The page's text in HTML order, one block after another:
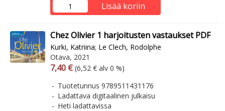
Lisää koriin
Chez Olivier 1 harjoitusten vastaukset PDF
Kurki, Katriina; Le Clech, Rodolphe
Otava, 2021
Arvonlisäverollinen hinta
7,40 € Arvonlisäveroton hinta
(6,52 € alv 0 %)
Tuotetunnus 9789511431176
Ladattava digitaalinen julkaisu
Heti ladattavissa